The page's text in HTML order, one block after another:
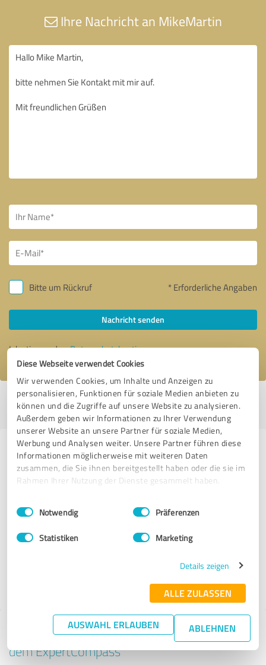
Diese Webseite verwendet Cookies
Wir verwenden Cookies, um Inhalte und Anzeigen zu
personalisieren, Funktionen für soziale Medien anbieten zu
können und die Zugriffe auf unsere Website zu analysieren.
Außerdem geben wir Informationen zu Ihrer Verwendung
unserer Website an unsere Partner für soziale Medien,
Werbung und Analysen weiter. Unsere Partner führen diese
Informationen möglicherweise mit weiteren Daten
zusammen, die Sie ihnen bereitgestellt haben oder die sie im
Rahmen Ihrer Nutzung der Dienste gesammelt haben.
Impressum Datenschutzbestimmungen
Einwilligungsauswahl
Notwendig Präferenzen
Statistiken Marketing
Details zeigen
ALLE ZULASSEN
AUSWAHL ERLAUBEN ABLEHNEN
Ihre Nachricht an MikeMartin
Bitte um Rückruf * Erforderliche Angaben
Nachricht senden
Ich stimme denDatenschutzbestimmungenzu.
Profil aktiv seit 24.08.2020 | Letzte Aktualisierung: 03.09.2020
melden
Erfahrungen zu weiteren
Anbietern aus dem Bereich
Finanzdienstleistungen
Expert-Baufinanzierung Magdeburg
Tipp: Die passenden Experten finden - mit
dem ExpertCompass